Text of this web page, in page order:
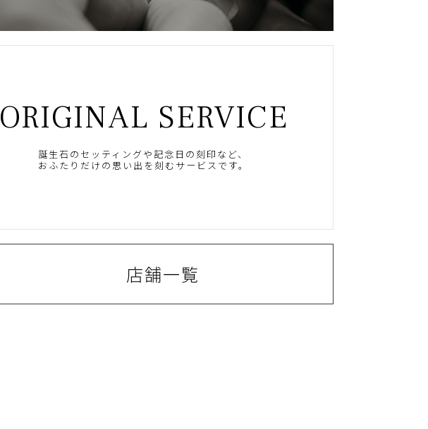
ORIGINAL SERVICE
誕生石のセッティングや記念日の刻印など、
おふたりだけの思い出を刻むサービスです。
店舗一覧